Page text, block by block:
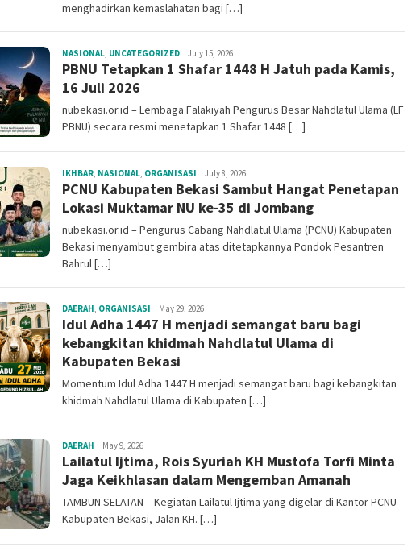
menghadirkan kemaslahatan bagi […]
NASIONAL, UNCATEGORIZED Redaksi
On
July 15, 2026
PBNU Tetapkan 1 Shafar 1448 H Jatuh pada Kamis,
16 Juli 2026
nubekasi.or.id – Lembaga Falakiyah Pengurus Besar Nahdlatul Ulama (LF
PBNU) secara resmi menetapkan 1 Shafar 1448 […]
IKHBAR, NASIONAL, ORGANISASI Sekretariat
July 8, 2026
PCNU Kabupaten Bekasi Sambut Hangat Penetapan
Lokasi Muktamar NU ke-35 di Jombang
nubekasi.or.id – Pengurus Cabang Nahdlatul Ulama (PCNU) Kabupaten
Bekasi menyambut gembira atas ditetapkannya Pondok Pesantren
Bahrul […]
DAERAH, ORGANISASI Sekretariat
May 29, 2026
Idul Adha 1447 H menjadi semangat baru bagi
kebangkitan khidmah Nahdlatul Ulama di
Kabupaten Bekasi
Momentum Idul Adha 1447 H menjadi semangat baru bagi kebangkitan
khidmah Nahdlatul Ulama di Kabupaten […]
DAERAH Gus
Faiz
May 9, 2026
Lailatul Ijtima, Rois Syuriah KH Mustofa Torfi Minta
Jaga Keikhlasan dalam Mengemban Amanah
TAMBUN SELATAN – Kegiatan Lailatul Ijtima yang digelar di Kantor PCNU
Kabupaten Bekasi, Jalan KH. […]